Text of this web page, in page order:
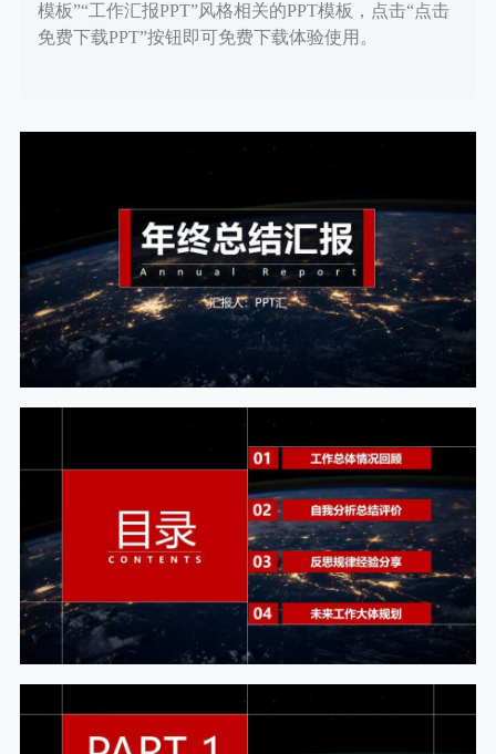
模板”“工作汇报PPT”风格相关的PPT模板，点击“点击
免费下载PPT”按钮即可免费下载体验使用。